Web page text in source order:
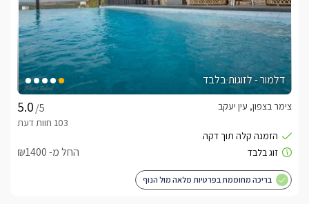
דלמור - לזוגות בלבד
/5
צימר בצפון, עין יעקב
החל מ- ₪1400
בריכה מחוממת בפרטיות מלאה מול הנוף